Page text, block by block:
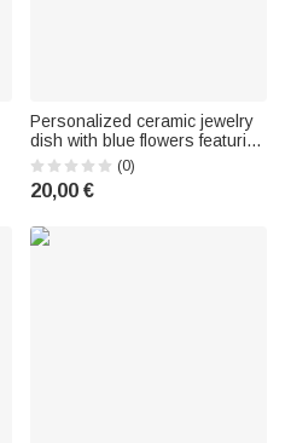
Personalized ceramic jewelry
dish with blue flowers featuring
the Marsupilami couple with
long tails, with names.
Birthday gift for her | Callie ×
(0)
20,00 €